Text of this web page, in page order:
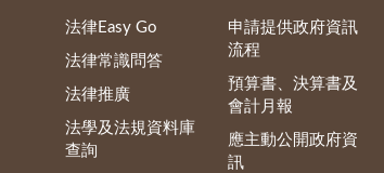
法律Easy Go
法律常識問答
法律推廣
法學及法規資料庫
查詢
申請提供政府資訊
流程
預算書、決算書及
會計月報
應主動公開政府資
訊